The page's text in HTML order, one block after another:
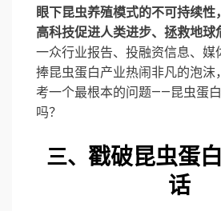
眼下昆虫养殖模式的不可持续
高科技促进人类进步、拯救地球
一众行业报告、投融资信息、媒
捧昆虫蛋白产业热闹非凡的泡沫
考一个最根本的问题——昆虫蛋
吗？
三、 戳破昆虫蛋
话